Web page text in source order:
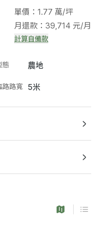
單價：1.77 萬/坪
月還款：39,714 元/月
計算自備款
態 農地
路路寬 5米